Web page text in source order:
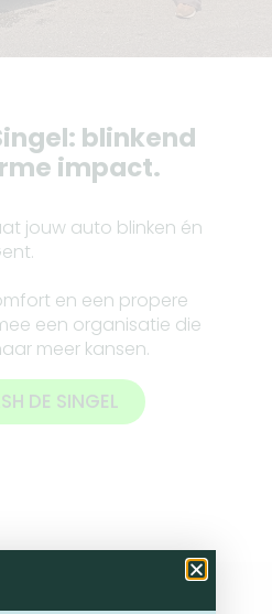
blinkend
impact.
jouw auto blinken én
en een propere
een organisatie die
meer kansen.
DE SINGEL